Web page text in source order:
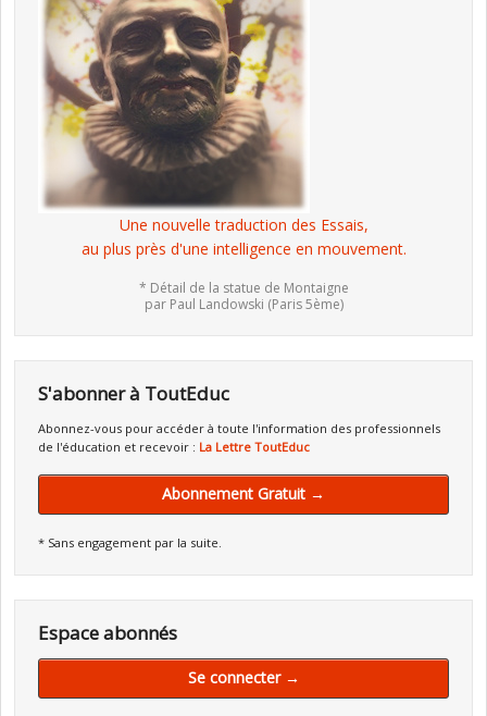
Une nouvelle traduction des Essais,
au plus près d'une intelligence en mouvement.
* Détail de la statue de Montaigne
par Paul Landowski (Paris 5ème)
S'abonner à ToutEduc
Abonnez-vous pour accéder à toute l'information des professionnels
de l'éducation et recevoir : La Lettre ToutEduc
Abonnement Gratuit →
* Sans engagement par la suite.
Espace abonnés
Se connecter →